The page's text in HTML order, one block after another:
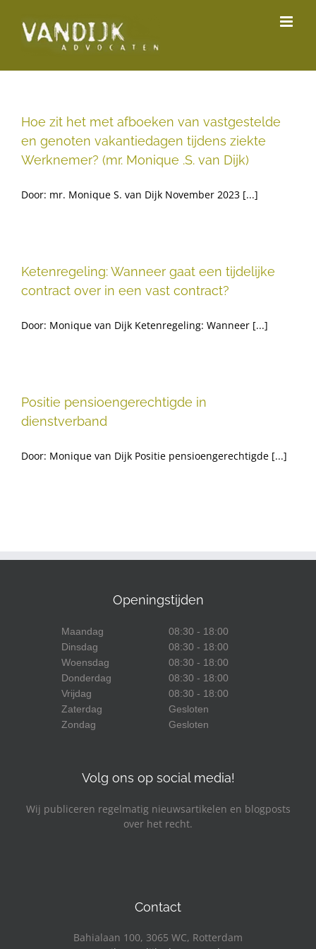
inhoud
Hoe zit het met afboeken van vastgestelde
en genoten vakantiedagen tijdens ziekte
Werknemer? (mr. Monique .S. van Dijk)
Door: mr. Monique S. van Dijk November 2023 [...]
Ketenregeling: Wanneer gaat een tijdelijke
contract over in een vast contract?
Door: Monique van Dijk Ketenregeling: Wanneer [...]
Positie pensioengerechtigde in
dienstverband
Door: Monique van Dijk Positie pensioengerechtigde [...]
Openingstijden
Maandag
08:30 - 18:00
Dinsdag
08:30 - 18:00
Woensdag
08:30 - 18:00
Donderdag
08:30 - 18:00
Vrijdag
08:30 - 18:00
Zaterdag
Gesloten
Zondag
Gesloten
Volg ons op social media!
Wij publiceren regelmatig nieuwsartikelen en blogposts
over het recht.
Contact
Bahialaan 100, 3065 WC, Rotterdam